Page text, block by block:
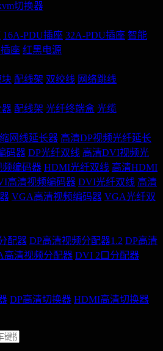
切换器
16A-PDU插座 32A-PDU插座 智能
座 红黑电源
块 配线架 双绞线 网络跳线
器 配线架 光纤终端盒 光缆
网线延长器 高清DP视频光纤延长
码器 DP光纤双线 高清DVI视频光
频编码器 HDMI光纤双线 高清HDMI
高清视频编码器 DVI光纤双线 高清
VGA高清视频编码器 VGA光纤双
配器 DP高清视频分配器1.2 DP高清
高清视频分配器 DVI 2口分配器
DP高清切换器 HDMI高清切换器